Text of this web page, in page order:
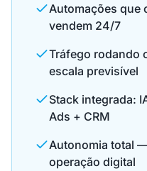
Automações que
vendem 24/7
Tráfego rodando
escala previsível
Stack integrada:
Ads + CRM
Autonomia total
operação digital